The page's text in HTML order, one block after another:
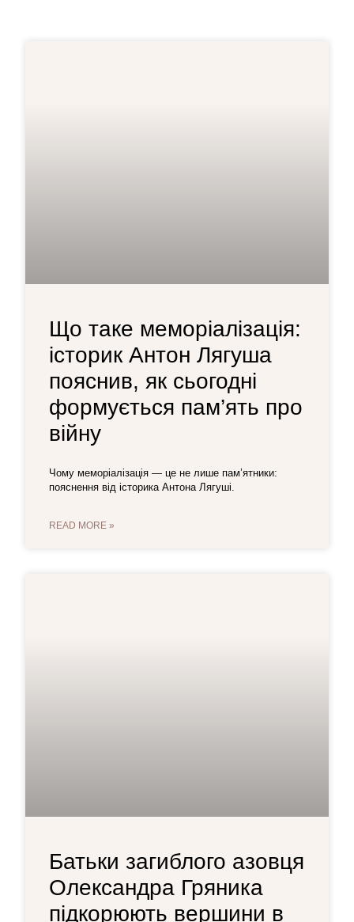
Що таке меморіалізація:
історик Антон Лягуша
пояснив, як сьогодні
формується пам’ять про
війну
Чому меморіалізація — це не лише пам’ятники:
пояснення від історика Антона Лягуші.
READ MORE »
Батьки загиблого азовця
Олександра Гряника
підкорюють вершини в